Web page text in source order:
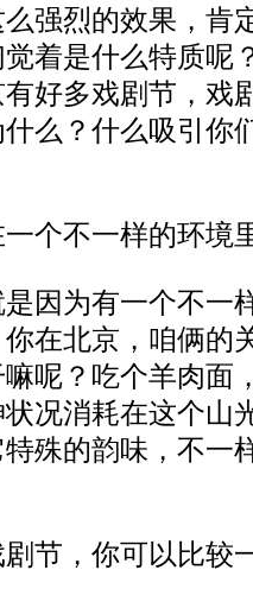
强烈的效果，肯
着是什么特质呢
好多戏剧节，戏
么？什么吸引你
个不一样的环境
为有一个不一
在北京，咱俩的
呢？吃个羊肉面
况消耗在这个山
殊的韵味，不一
，你可以比较